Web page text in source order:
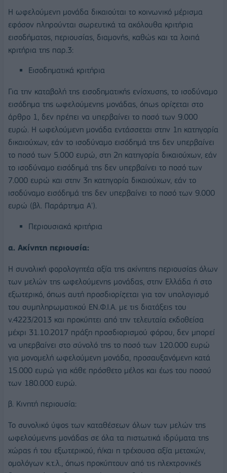
Η ωφελούμενη μονάδα δικαιούται το κοινωνικό μέρισμα
εφόσον πληρούνται σωρευτικά τα ακόλουθα κριτήρια
εισοδήματος, περιουσίας, διαμονής, καθώς και τα λοιπά
κριτήρια της παρ.3:
Εισοδηματικά κριτήρια
Για την καταβολή της εισοδηματικής ενίσχυσης, το ισοδύναμο
εισόδημα της ωφελούμενης μονάδας, όπως ορίζεται στο
άρθρο 1, δεν πρέπει να υπερβαίνει το ποσό των 9.000
ευρώ. Η ωφελούμενη μονάδα εντάσσεται στην 1η κατηγορία
δικαιούχων, εάν το ισοδύναμο εισόδημά της δεν υπερβαίνει
το ποσό των 5.000 ευρώ, στη 2η κατηγορία δικαιούχων, εάν
το ισοδύναμο εισόδημά της δεν υπερβαίνει το ποσό των
7.000 ευρώ και στην 3η κατηγορία δικαιούχων, εάν το
ισοδύναμο εισόδημά της δεν υπερβαίνει το ποσό των 9.000
ευρώ (βλ. Παράρτημα Α').
Περιουσιακά κριτήρια
α. Ακίνητη περιουσία:
Η συνολική φορολογητέα αξία της ακίνητης περιουσίας όλων
των μελών της ωφελούμενης μονάδας, στην Ελλάδα ή στο
εξωτερικό, όπως αυτή προσδιορίζεται για τον υπολογισμό
του συμπληρωματικού ΕΝ.Φ.Ι.Α. με τις διατάξεις του
ν.4223/2013 και προκύπτει από την τελευταία εκδοθείσα
μέχρι 31.10.2017 πράξη προσδιορισμού φόρου, δεν μπορεί
να υπερβαίνει στο σύνολό της το ποσό των 120.000 ευρώ
για μονομελή ωφελούμενη μονάδα, προσαυξανόμενη κατά
15.000 ευρώ για κάθε πρόσθετο μέλος και έως του ποσού
των 180.000 ευρώ.
β. Κινητή περιουσία:
Το συνολικό ύψος των καταθέσεων όλων των μελών της
ωφελούμενης μονάδας σε όλα τα πιστωτικά ιδρύματα της
χώρας ή του εξωτερικού, ή/και η τρέχουσα αξία μετοχών,
ομολόγων κ.τ.λ., όπως προκύπτουν από τις ηλεκτρονικές